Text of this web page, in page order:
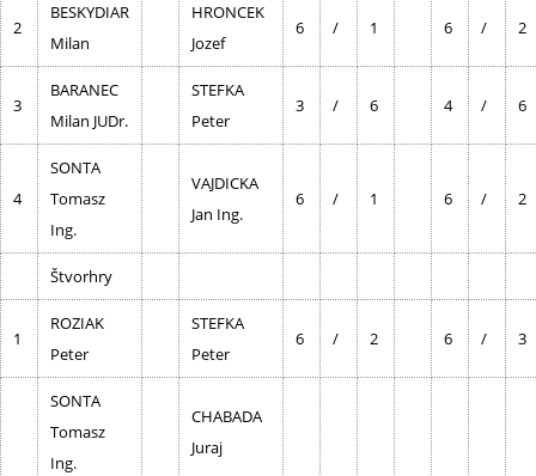
2
BESKYDIAR
Milan
HRONCEK
Jozef
6 / 1 6 / 2
3
BARANEC
Milan JUDr.
STEFKA
Peter
3 / 6 4 / 6
4
SONTA
Tomasz
Ing.
VAJDICKA
Jan Ing.
6 / 1 6 / 2
Štvorhry
1
ROZIAK
Peter
STEFKA
Peter
6 / 2 6 / 3
SONTA
Tomasz
Ing.
CHABADA
Juraj